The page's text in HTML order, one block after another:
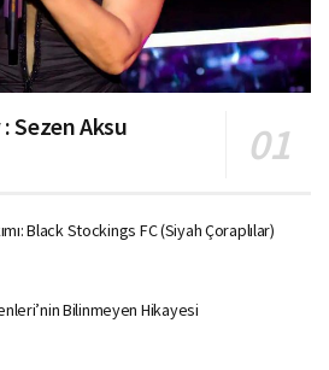
: Sezen Aksu
Black Stockings FC (Siyah Çoraplılar)
Bilinmeyen Hikayesi